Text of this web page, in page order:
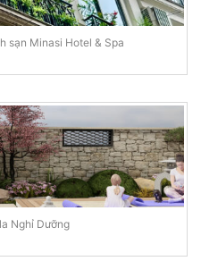
sạn Minasi Hotel & Spa
Nghỉ Dưỡng